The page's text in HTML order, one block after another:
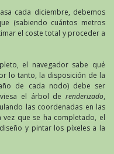
cada diciembre, debemos
(sabiendo cuántos metros
el coste total y proceder a
el navegador sabe qué
lo tanto, la disposición de la
de cada nodo) debe ser
el árbol derenderizado,
las coordenadas en las
que se ha completado, el
y pintar los píxeles a la